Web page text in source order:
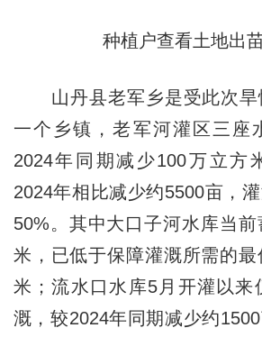
种植户查看土地出
山丹县老军乡是受此次旱
一个乡镇，老军河灌区三座
2024年同期减少100万立方
2024年相比减少约5500亩，
50%。其中大口子河水库当
米，已低于保障灌溉所需的
米；流水口水库5月开灌以来
溉，较2024年同期减少约